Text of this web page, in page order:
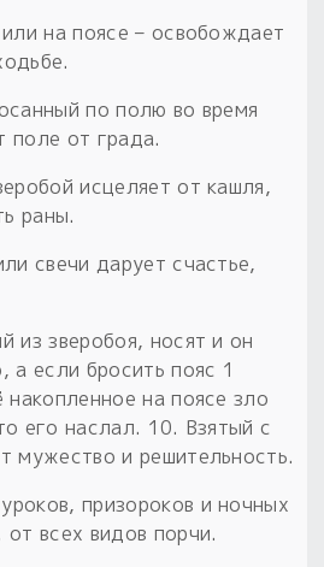
на поясе – освобождает
по полю во время
поле от града.
исцеляет от кашля,
раны.
свечи дарует счастье,
из зверобоя, носят и он
а если бросить пояс 1
накопленное на поясе зло
его наслал. 10. Взятый с
мужество и решительность.
призороков и ночных
всех видов порчи.